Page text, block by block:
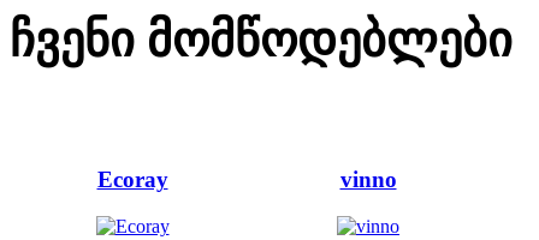
ჩვენი მომწოდებლები
Ecoray vinno